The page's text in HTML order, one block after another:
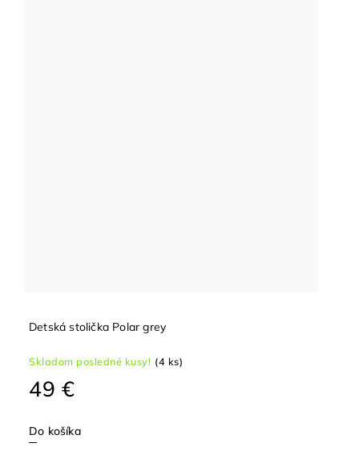
Detská stolička Polar grey
Skladom posledné kusy! (4 ks)
49 €
Do košíka